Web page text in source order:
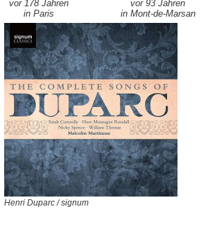
vor 178 Jahren
in Paris
vor 93 Jahren
in Mont-de-Marsan
Henri Duparc / signum